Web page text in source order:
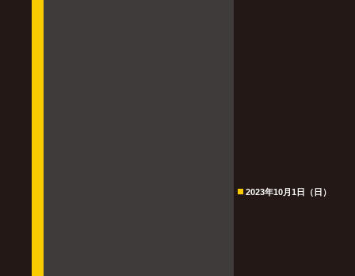
2023年10月1日（日）